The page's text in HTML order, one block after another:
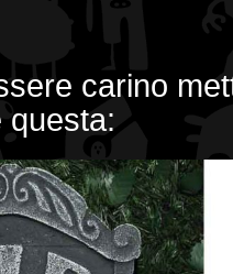
carino
questa: